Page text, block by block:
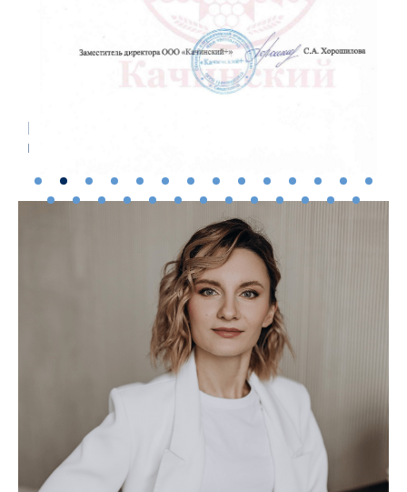
Есть задача уже сейчас? Напишите
нам!